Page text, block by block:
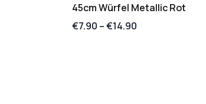
45cm Würfel Metallic Rot
€7.90 –€14.90